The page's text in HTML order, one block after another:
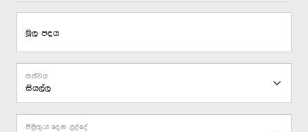
මූල පදය
තත්වය
පිළිතුරු දෙන ලද්දේ